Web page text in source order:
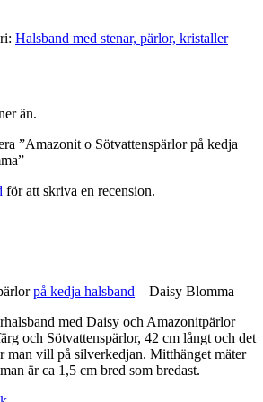
Halsband med stenar, pärlor, kristaller
än.
”Amazonit o Sötvattenspärlor på kedja
för att skriva en recension.
på kedja halsband – Daisy Blomma
med Daisy och Amazonitpärlor
och Sötvattenspärlor, 42 cm långt och det
man vill på silverkedjan. Mitthänget mäter
är ca 1,5 cm bred som bredast.